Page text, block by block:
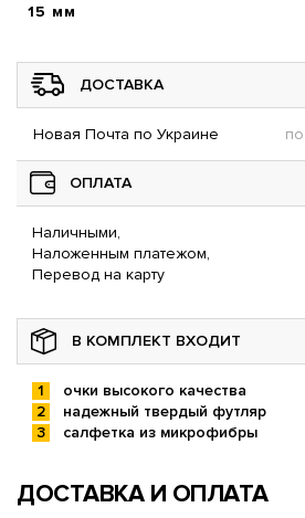
15 мм
ДОСТАВКА
Новая Почта по Украине
ОПЛАТА
Наличными,
Наложенным платежом,
Перевод на карту
В КОМПЛЕКТ ВХОДИТ
очки высокого качества
надежный твердый футляр
салфетка из микрофибры
ДОСТАВКА И ОПЛАТА